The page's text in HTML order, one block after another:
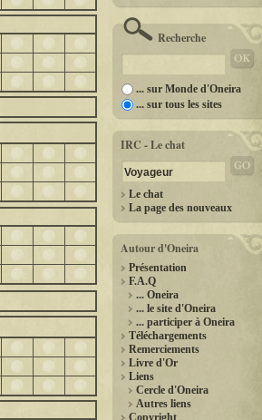
Recherche
... sur Monde d'Oneira
... sur tous les sites
IRC - Le chat
Le chat
La page des nouveaux
Autour d'Oneira
Présentation
F.A.Q
... Oneira
... le site d'Oneira
... participer à Oneira
Téléchargements
Remerciements
Livre d'Or
Liens
Cercle d'Oneira
Autres liens
Copyright